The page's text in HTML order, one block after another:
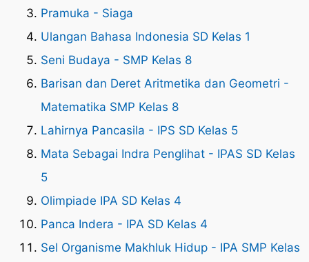
Pramuka - Siaga
Ulangan Bahasa Indonesia SD Kelas 1
Seni Budaya - SMP Kelas 8
Barisan dan Deret Aritmetika dan Geometri -
Matematika SMP Kelas 8
Lahirnya Pancasila - IPS SD Kelas 5
Mata Sebagai Indra Penglihat - IPAS SD Kelas
5
Olimpiade IPA SD Kelas 4
Panca Indera - IPA SD Kelas 4
Sel Organisme Makhluk Hidup - IPA SMP Kelas